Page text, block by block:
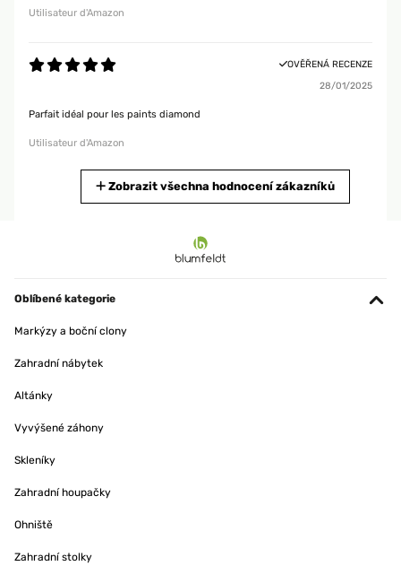
Utilisateur d'Amazon
OVĚŘENÁ RECENZE
28/01/2025
Parfait idéal pour les paints diamond
Utilisateur d'Amazon
OVĚŘENÁ RECENZE
Utilisateur d'Amazon
Zobrazit všechna hodnocení zákazníků
Oblíbené kategorie
Markýzy a boční clony
Zahradní nábytek
Altánky
Vyvýšené záhony
Skleníky
Zahradní houpačky
Ohniště
Zahradní stolky